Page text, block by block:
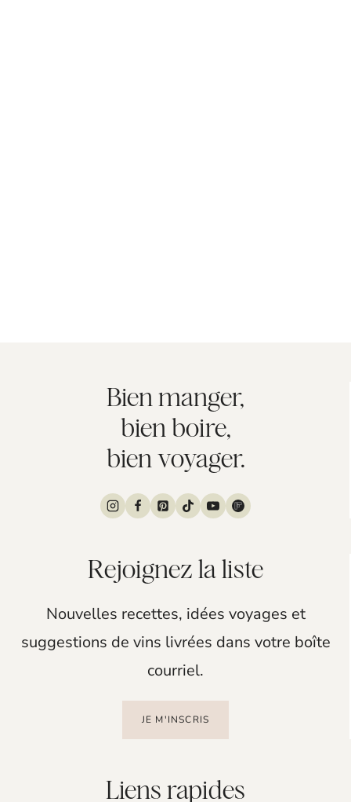
Bien manger,
bien boire,
bien voyager.
Rejoignez la liste
Nouvelles recettes, idées voyages et
suggestions de vins livrées dans votre boîte
courriel.
JE M'INSCRIS
Liens rapides